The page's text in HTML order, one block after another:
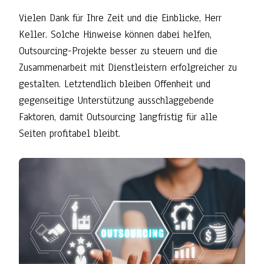
Vielen Dank für Ihre Zeit und die Einblicke, Herr
Keller. Solche Hinweise können dabei helfen,
Outsourcing-Projekte besser zu steuern und die
Zusammenarbeit mit Dienstleistern erfolgreicher zu
gestalten. Letztendlich bleiben Offenheit und
gegenseitige Unterstützung ausschlaggebende
Faktoren, damit Outsourcing langfristig für alle
Seiten profitabel bleibt.